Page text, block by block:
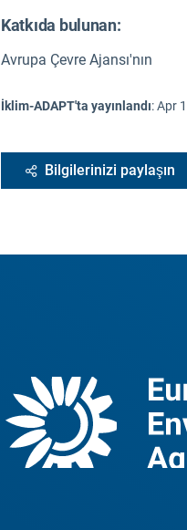
Katkıda bulunan:
Avrupa Çevre Ajansı'nın
İklim-ADAPT'ta yayınlandı:Apr
Bilgilerinizi paylaşın